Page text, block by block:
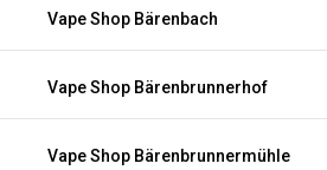
Vape Shop Bärenbach
Vape Shop Bärenbrunnerhof
Vape Shop Bärenbrunnermühle